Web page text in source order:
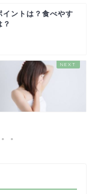
ントは？食べやす
？